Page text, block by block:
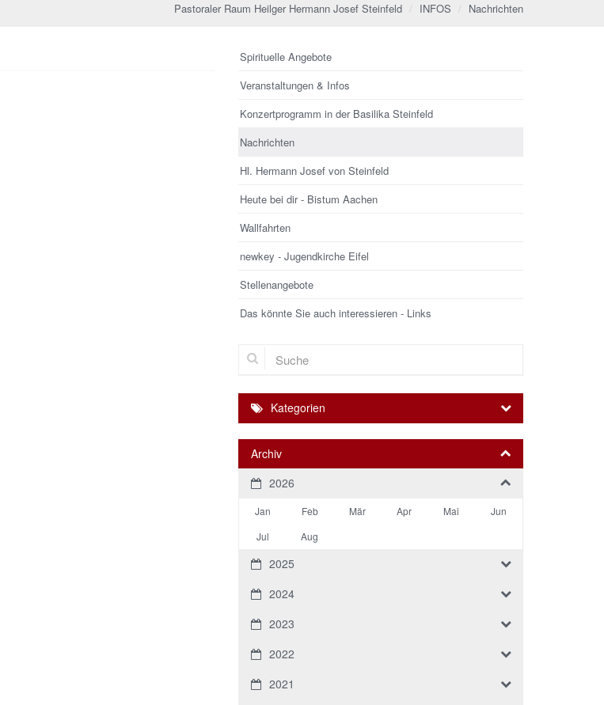
Pastoraler Raum Heilger Hermann Josef Steinfeld INFOS Nachrichten
Spirituelle Angebote
Veranstaltungen & Infos
Konzertprogramm in der Basilika Steinfeld
Nachrichten
Hl. Hermann Josef von Steinfeld
Heute bei dir - Bistum Aachen
Wallfahrten
newkey - Jugendkirche Eifel
Stellenangebote
Das könnte Sie auch interessieren - Links
Suche
Kategorien
Archiv
2026
Jan Feb Mär Apr Mai
Jun
Jul
Aug
2025
2024
2023
2022
2021